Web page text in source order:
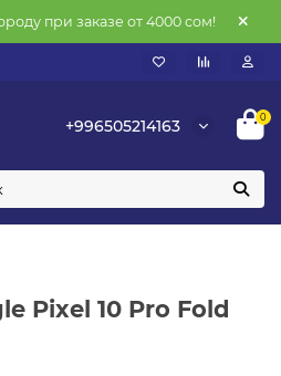
при заказе от 4000 сом!
+996505214163 0
Pixel 10 Pro Fold